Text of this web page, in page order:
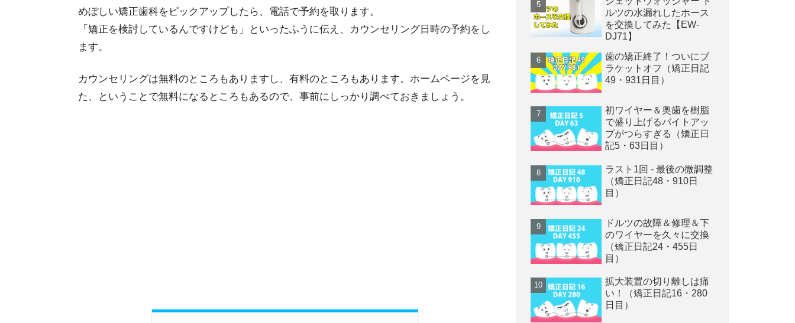
めぼしい矯正歯科をピックアップしたら、電話で予約を取ります。
「矯正を検討しているんですけども」といったふうに伝え、カウンセリング日時の予約をし
ます。
カウンセリングは無料のところもありますし、有料のところもあります。ホームページを見
た、ということで無料になるところもあるので、事前にしっかり調べておきましょう。
ルツの水漏れしたホース
を交換してみた【EW-
DJ71】
歯の矯正終了！ついにブ
ラケットオフ（矯正日記
49・931日目）
初ワイヤー＆奥歯を樹脂
で盛り上げるバイトアッ
プがつらすぎる（矯正日
記5・63日目）
ラスト1回 - 最後の微調整
（矯正日記48・910日
目）
ドルツの故障＆修理＆下
のワイヤーを久々に交換
（矯正日記24・455日
目）
拡大装置の切り離しは痛
い！（矯正日記16・280
日目）